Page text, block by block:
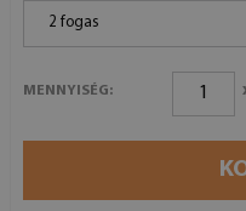
2 fogas
MENNYISÉG: